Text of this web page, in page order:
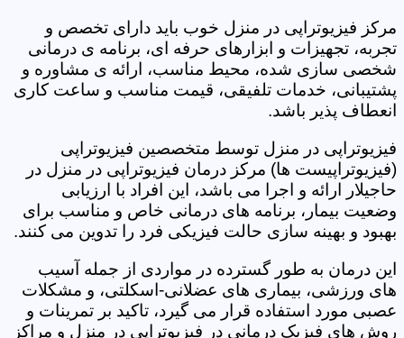
مرکز فیزیوتراپی در منزل خوب باید دارای تخصص و
تجربه، تجهیزات و ابزارهای حرفه ای، برنامه ی درمانی
شخصی سازی شده، محیط مناسب، ارائه ی مشاوره و
پشتیبانی، خدمات تلفیقی، قیمت مناسب و ساعت کاری
انعطاف پذیر باشد.
فیزیوتراپی در منزل توسط متخصصین فیزیوتراپی
(فیزیوتراپیست ها) مرکز درمان فیزیوتراپی در منزل در
حاجیلار ارائه و اجرا می باشد، این افراد با ارزیابی
وضعیت بیمار، برنامه های درمانی خاص و مناسب برای
بهبود و بهینه سازی حالت فیزیکی فرد را تدوین می کنند.
این درمان به طور گسترده در مواردی از جمله آسیب
های ورزشی، بیماری های عضلانی-اسکلتی، و مشکلات
عصبی مورد استفاده قرار می گیرد، تاکید بر تمرینات و
روش های فیزیک درمانی در فیزیوتراپی در منزل و مراکز